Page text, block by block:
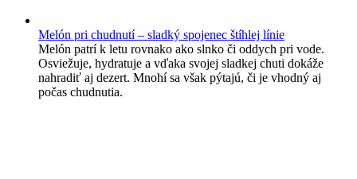
Melón pri chudnutí – sladký spojenec štíhlej línie
Melón patrí k letu rovnako ako slnko či oddych pri vode.
Osviežuje, hydratuje a vďaka svojej sladkej chuti dokáže
nahradiť aj dezert. Mnohí sa však pýtajú, či je vhodný aj
počas chudnutia.